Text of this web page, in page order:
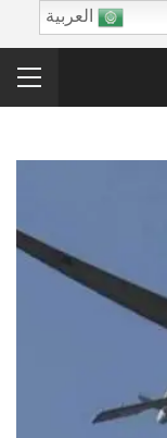
google-site-
العربية